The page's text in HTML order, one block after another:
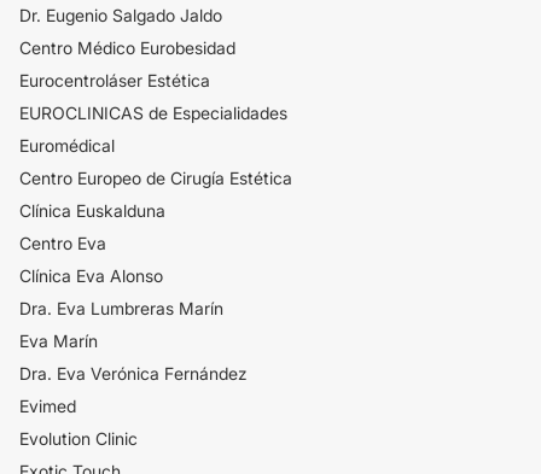
Dr. Eugenio Salgado Jaldo
Centro Médico Eurobesidad
Eurocentroláser Estética
EUROCLINICAS de Especialidades
Euromédical
Centro Europeo de Cirugía Estética
Clínica Euskalduna
Centro Eva
Clínica Eva Alonso
Dra. Eva Lumbreras Marín
Eva Marín
Dra. Eva Verónica Fernández
Evimed
Evolution Clinic